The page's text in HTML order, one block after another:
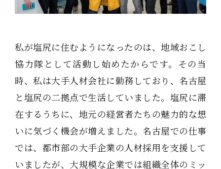
私が塩尻に住むようになったのは、地域おこし
協力隊として活動し始めたからです。その当
時、私は大手人材会社に勤務しており、名古屋
と塩尻の二拠点で生活していました。塩尻に滞
在するうちに、地元の経営者たちの魅力的な想
いに気づく機会が増えました。名古屋での仕事
では、都市部の大手企業の人材採用を支援して
いましたが、大規模な企業では組織全体のミッ